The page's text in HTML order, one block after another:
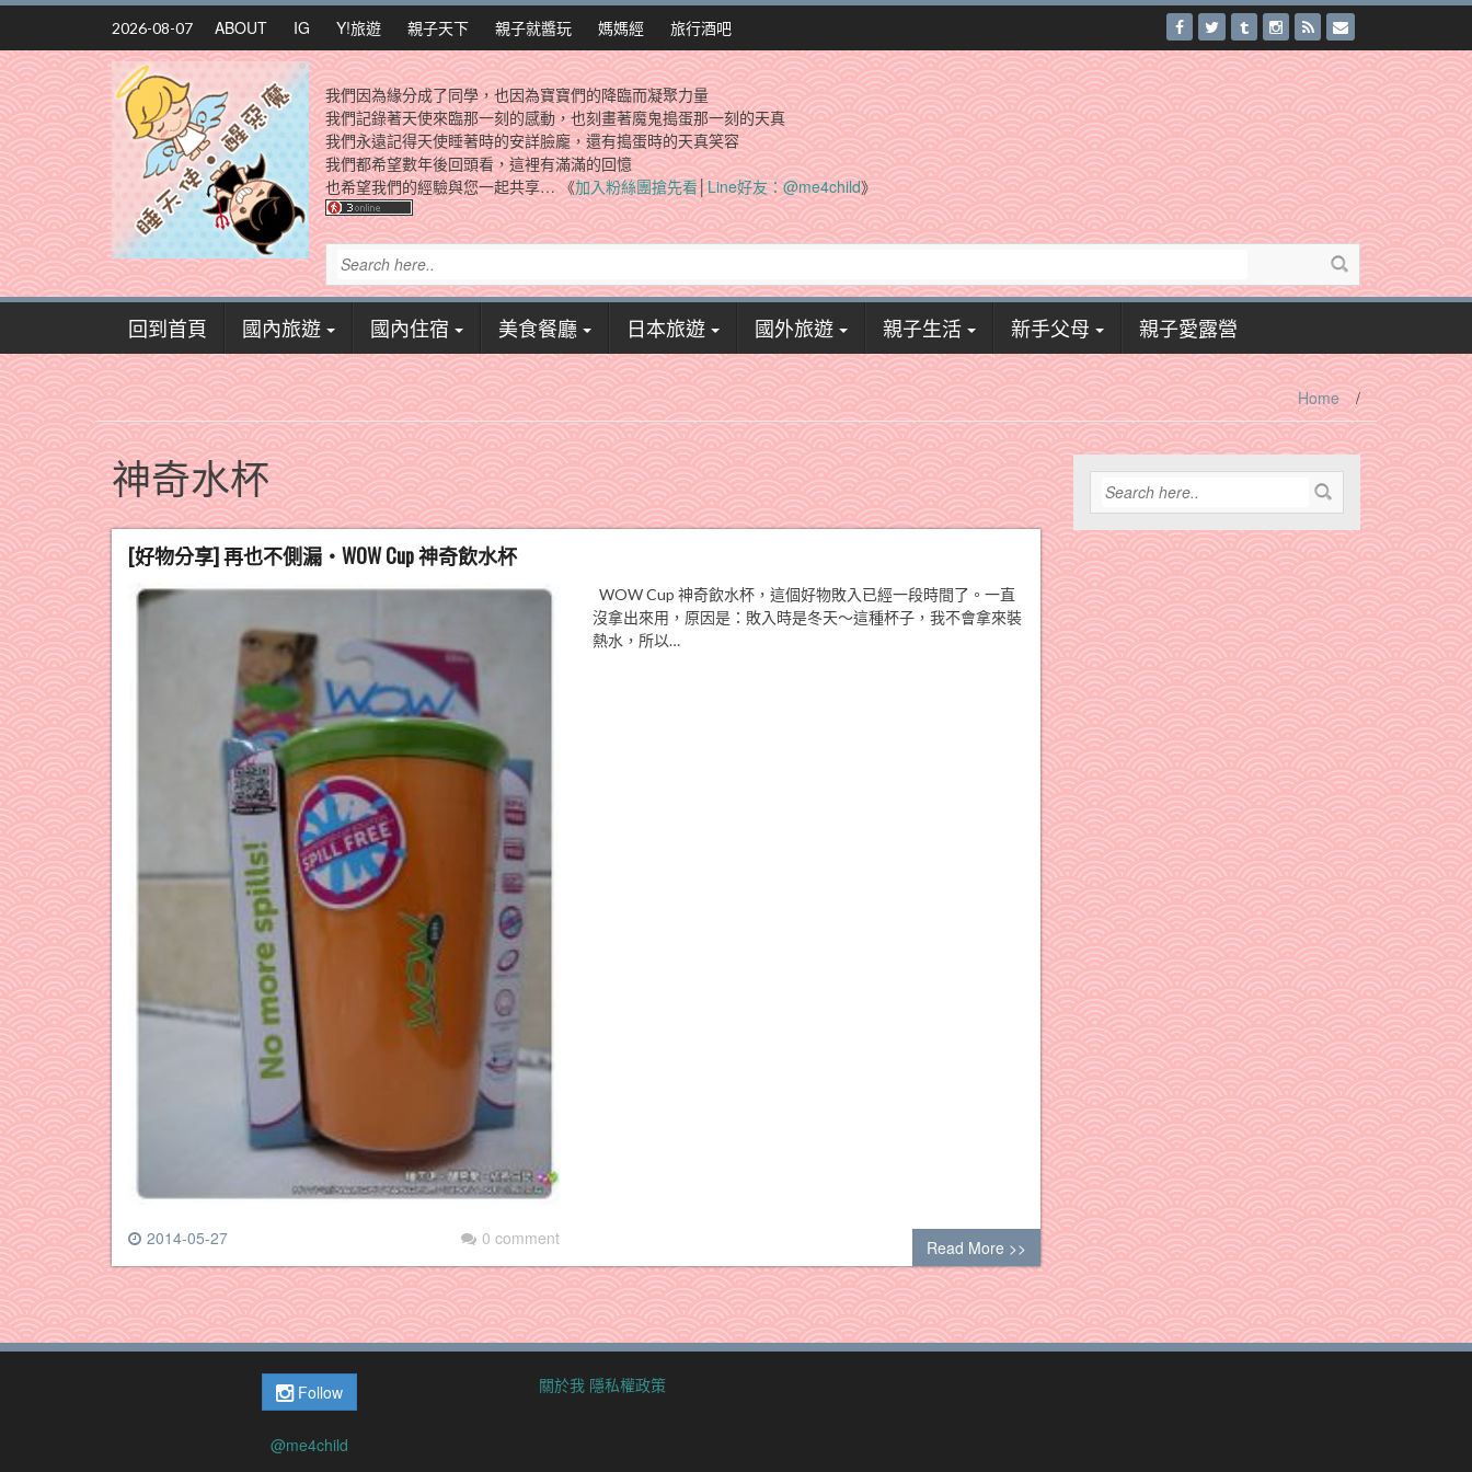
Skip
content
2026-08-07 ABOUT IG Y!旅遊 親子天下 親子就醬玩 媽媽經 旅行酒吧
我們因為緣分成了同學，也因為寶寶們的降臨而凝聚力量
我們記錄著天使來臨那一刻的感動，也刻畫著魔鬼搗蛋那一刻的天真
我們永遠記得天使睡著時的安詳臉龐，還有搗蛋時的天真笑容
我們都希望數年後回頭看，這裡有滿滿的回憶
也希望我們的經驗與您一起共享… 《加入粉絲團搶先看│Line好友：@me4child》
回到首頁 國內旅遊 國內住宿 美食餐廳 日本旅遊 國外旅遊 親子生活 新手父母 親子愛露營
Home /
神奇水杯
[好物分享] 再也不側漏‧WOW Cup 神奇飲水杯
2014-05-27 0 comment
WOW Cup 神奇飲水杯，這個好物敗入已經一段時間了。一直
沒拿出來用，原因是：敗入時是冬天～這種杯子，我不會拿來裝
熱水，所以…
Read More >>
Follow
@me4child
關於我 隱私權政策